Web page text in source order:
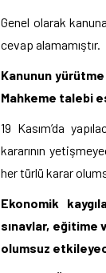
Genel olarak
cevap alamamıştır.
Kanunun
Mahkeme talebi
19 Kasım’da
kararının
her türlü karar
Ekonomik
sınavlar, eğitime
olumsuz